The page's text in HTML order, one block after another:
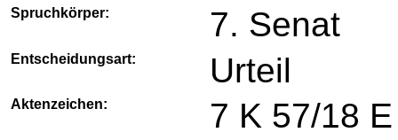
Spruchkörper: 7. Senat
Entscheidungsart: Urteil
Aktenzeichen: 7 K 57/18 E